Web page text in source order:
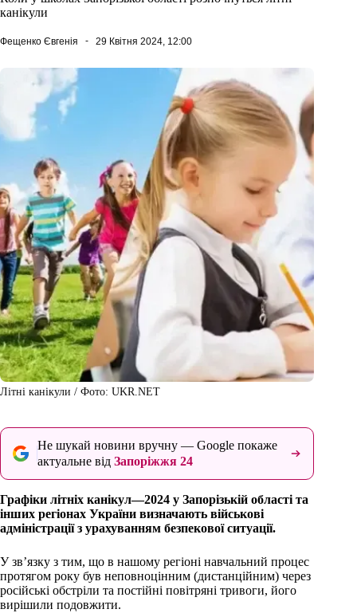
канікули
Фещенко Євгенія 29 Квітня 2024, 12:00
Літні канікули / Фото: UKR.NET
Не шукай новини вручну — Google покаже
актуальне від Запоріжжя 24
Графіки літніх канікул—2024 у Запорізькій області та
інших регіонах України визначають військові
адміністрації з урахуванням безпекової ситуації.
У зв’язку з тим, що в нашому регіоні навчальний процес
протягом року був неповноцінним (дистанційним) через
російські обстріли та постійні повітряні тривоги, його
вирішили подовжити.